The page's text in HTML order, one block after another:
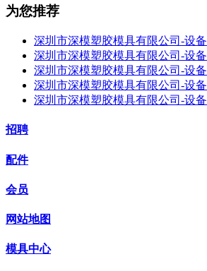
为您推荐
深圳市深模塑胶模具有限公司-设备
深圳市深模塑胶模具有限公司-设备
深圳市深模塑胶模具有限公司-设备
深圳市深模塑胶模具有限公司-设备
深圳市深模塑胶模具有限公司-设备
招聘
配件
会员
网站地图
模具中心